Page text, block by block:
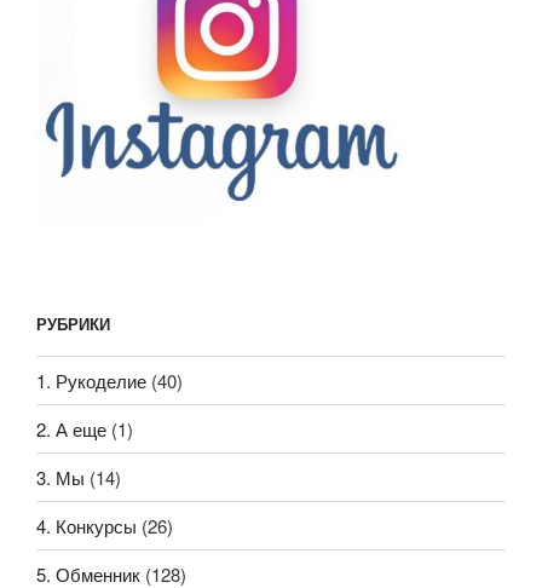
РУБРИКИ
1. Рукоделие (40)
2. А еще (1)
3. Мы (14)
4. Конкурсы (26)
5. Обменник (128)